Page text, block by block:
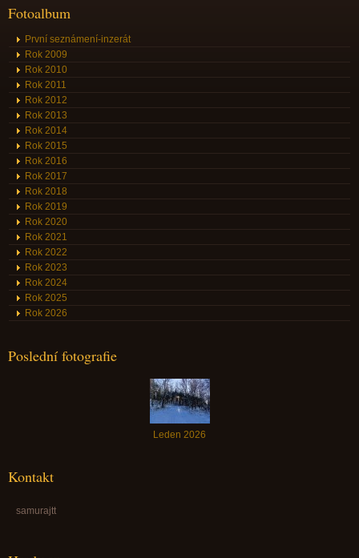
Fotoalbum
První seznámení-inzerát
Rok 2009
Rok 2010
Rok 2011
Rok 2012
Rok 2013
Rok 2014
Rok 2015
Rok 2016
Rok 2017
Rok 2018
Rok 2019
Rok 2020
Rok 2021
Rok 2022
Rok 2023
Rok 2024
Rok 2025
Rok 2026
Poslední fotografie
Leden 2026
Kontakt
samurajtt